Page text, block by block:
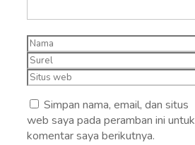
Nama
Surel
Situs
Simpan nama, email, dan situs
web saya pada peramban ini untuk
komentar saya berikutnya.